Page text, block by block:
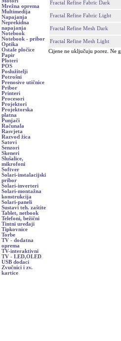
Mrežna oprema
Multimedija
Napajanja
Neprekidna
napajanja
Notebook
Notebook - pribor
Optika
Ostale pločice
Papir
Ploteri
POS
Poslužitelji
Potrošni
Prenosive utičnice
Pribor
Printeri
Procesori
Projektori
Projektorska
platna
Punjači
Računala
Rasvjeta
Razvod žica
Satovi
Senzori
Skeneri
Slušalice,
mikrofoni
Softver
Solari-instalacijski
pribor
Solari-inverteri
Solari-montažna
konstrukcija
Solari-paneli
Sustavi teh. zaštite
Tablet, netbook
Telefoni, bežični
Tintni uređaji
Tipkovnice
Torbe
TV - dodatna
oprema
TV-interaktivni
TV - LED,OLED
USB dodaci
Zvučnici i zv.
kartice
Fractal Refine Fabric Dark
Fractal Refine Fabric Light
Fractal Refine Mesh Dark
Fractal Refine Mesh Light
Cijene ne uključuju porez. Ne